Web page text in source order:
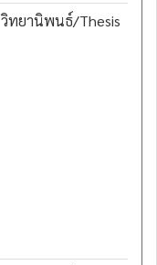
วิทยานิพนธ์/Thesis